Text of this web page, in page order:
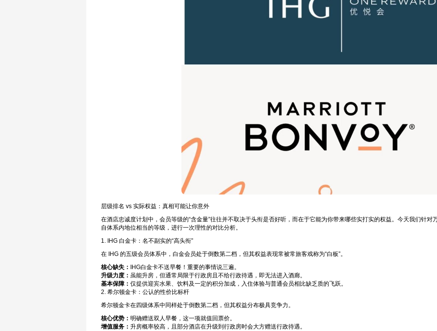
层级排名 vs 实际权益：真相可能让你意外
在酒店忠诚度计划中，会员等级的“含金量”往往并不取决于头衔是否好听，而在于它能为你带来哪些实打实的权益。今天我们针
自体系内地位相当的等级，进行一次理性的对比分析。
1. IHG 白金卡：名不副实的“高头衔”
在 IHG 的五级会员体系中，白金会员处于倒数第二档，但其权益表现常被常旅客戏称为“白板”。
核心缺失：
IHG白金卡不送早餐！重要的事情说三遍。
升级力度： 虽能升房，但通常局限于行政房且不给行政待遇，即无法进入酒廊。
基本保障： 仅提供迎宾水果、饮料及一定的积分加成，入住体验与普通会员相比缺乏质的飞跃。
2. 希尔顿金卡：公认的性价比标杆
希尔顿金卡在四级体系中同样处于倒数第二档，但其权益分布极具竞争力。
核心优势： 明确赠送双人早餐，这一项就值回票价。
增值服务： 升房概率较高，且部分酒店在升级到行政房时会大方赠送行政待遇。